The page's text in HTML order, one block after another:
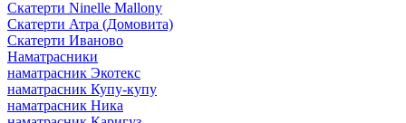
Скатерти Ninelle Mallony
Скатерти Атра (Домовита)
Скатерти Иваново
Наматрасники
наматрасник Экотекс
наматрасник Купу-купу
наматрасник Ника